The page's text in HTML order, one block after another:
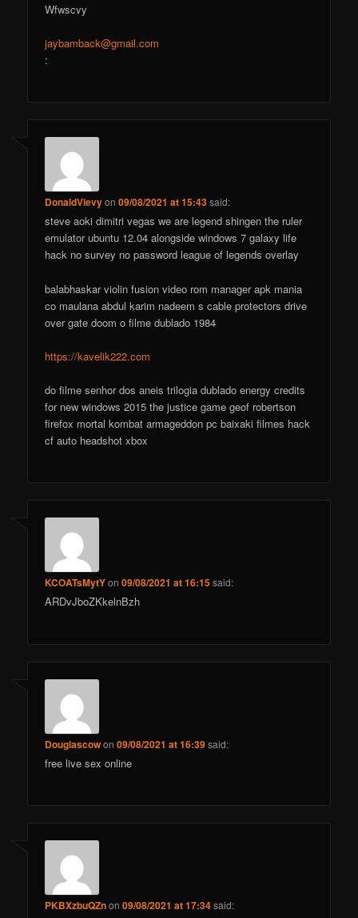
Wfwscvy
jaybamback@gmail.com
:
DonaldVievyon09/08/2021 at 15:43said:
steve aoki dimitri vegas we are legend shingen the ruler
emulator ubuntu 12.04 alongside windows 7 galaxy life
hack no survey no password league of legends overlay
balabhaskar violin fusion video rom manager apk mania
co maulana abdul karim nadeem s cable protectors drive
over gate doom o filme dublado 1984
https://kavelik222.com
do filme senhor dos aneis trilogia dublado energy credits
for new windows 2015 the justice game geof robertson
firefox mortal kombat armageddon pc baixaki filmes hack
cf auto headshot xbox
KCOATsMytYon09/08/2021 at 16:15said:
ARDvJboZKkelnBzh
Douglascowon09/08/2021 at 16:39said:
free live sex online
PKBXzbuQZnon09/08/2021 at 17:34said: